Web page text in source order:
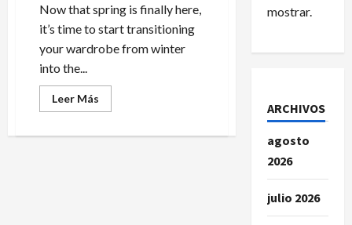
Now that spring is finally here,
it’s time to start transitioning
your wardrobe from winter
into the...
Leer Más
más
New
mostrar.
ARCHIVOS
agosto
2026
julio 2026